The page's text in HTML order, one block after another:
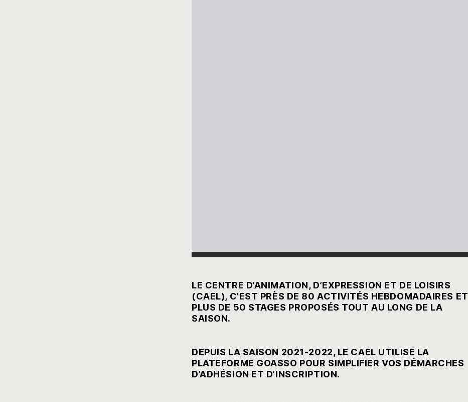
LE CENTRE D’ANIMATION, D’EXPRESSION ET DE LOISIRS
(CAEL), C’EST PRÈS DE 80 ACTIVITÉS HEBDOMADAIRES ET
PLUS DE 50 STAGES PROPOSÉS TOUT AU LONG DE LA
SAISON.
DEPUIS LA SAISON 2021-2022, LE CAEL UTILISE LA
PLATEFORME GOASSO POUR SIMPLIFIER VOS DÉMARCHES
D’ADHÉSION ET D’INSCRIPTION.